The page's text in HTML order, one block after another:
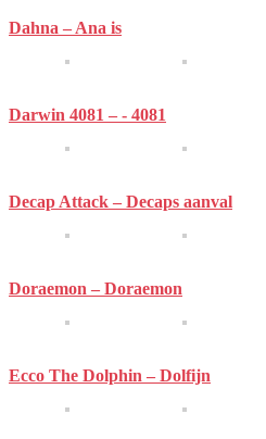
Dahna – Ana is
Darwin 4081 – - 4081
Decap Attack – Decaps aanval
Doraemon – Doraemon
Ecco The Dolphin – Dolfijn